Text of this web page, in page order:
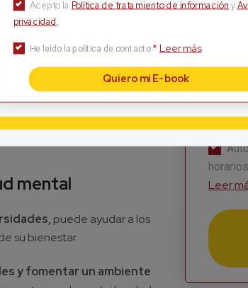
Acepto la Política de tratamiento de información y
privacidad.
He leído la política de contacto * Leer más
Quiero mi E-book
mental de los estudiantes
contribuir a disminuir la
puede ayudar a que el
como la creación de
el estrés asociado a los
mental
puede ayudar a los
su bienestar.
y fomentar un ambiente
de
Leer